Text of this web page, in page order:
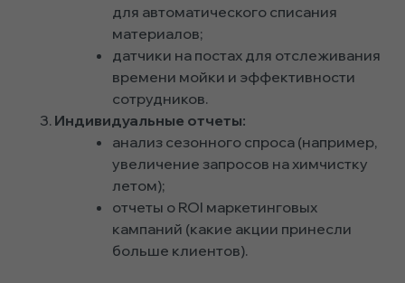
для автоматического списания
материалов;
датчики на постах для отслеживания
времени мойки и эффективности
сотрудников.
Индивидуальные отчеты:
анализ сезонного спроса (например,
увеличение запросов на химчистку
летом);
отчеты о ROI маркетинговых
кампаний (какие акции принесли
больше клиентов).